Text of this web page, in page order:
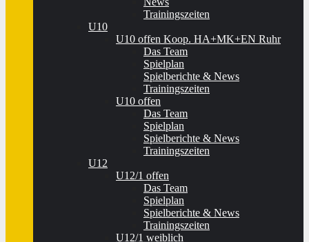
Trainingszeiten
U10
U10 offen Koop. HA+MK+EN Ruhr
Das Team
Spielplan
Spielberichte & News
Trainingszeiten
U10 offen
Das Team
Spielplan
Spielberichte & News
Trainingszeiten
U12
U12/1 offen
Das Team
Spielplan
Spielberichte & News
Trainingszeiten
U12/1 weiblich